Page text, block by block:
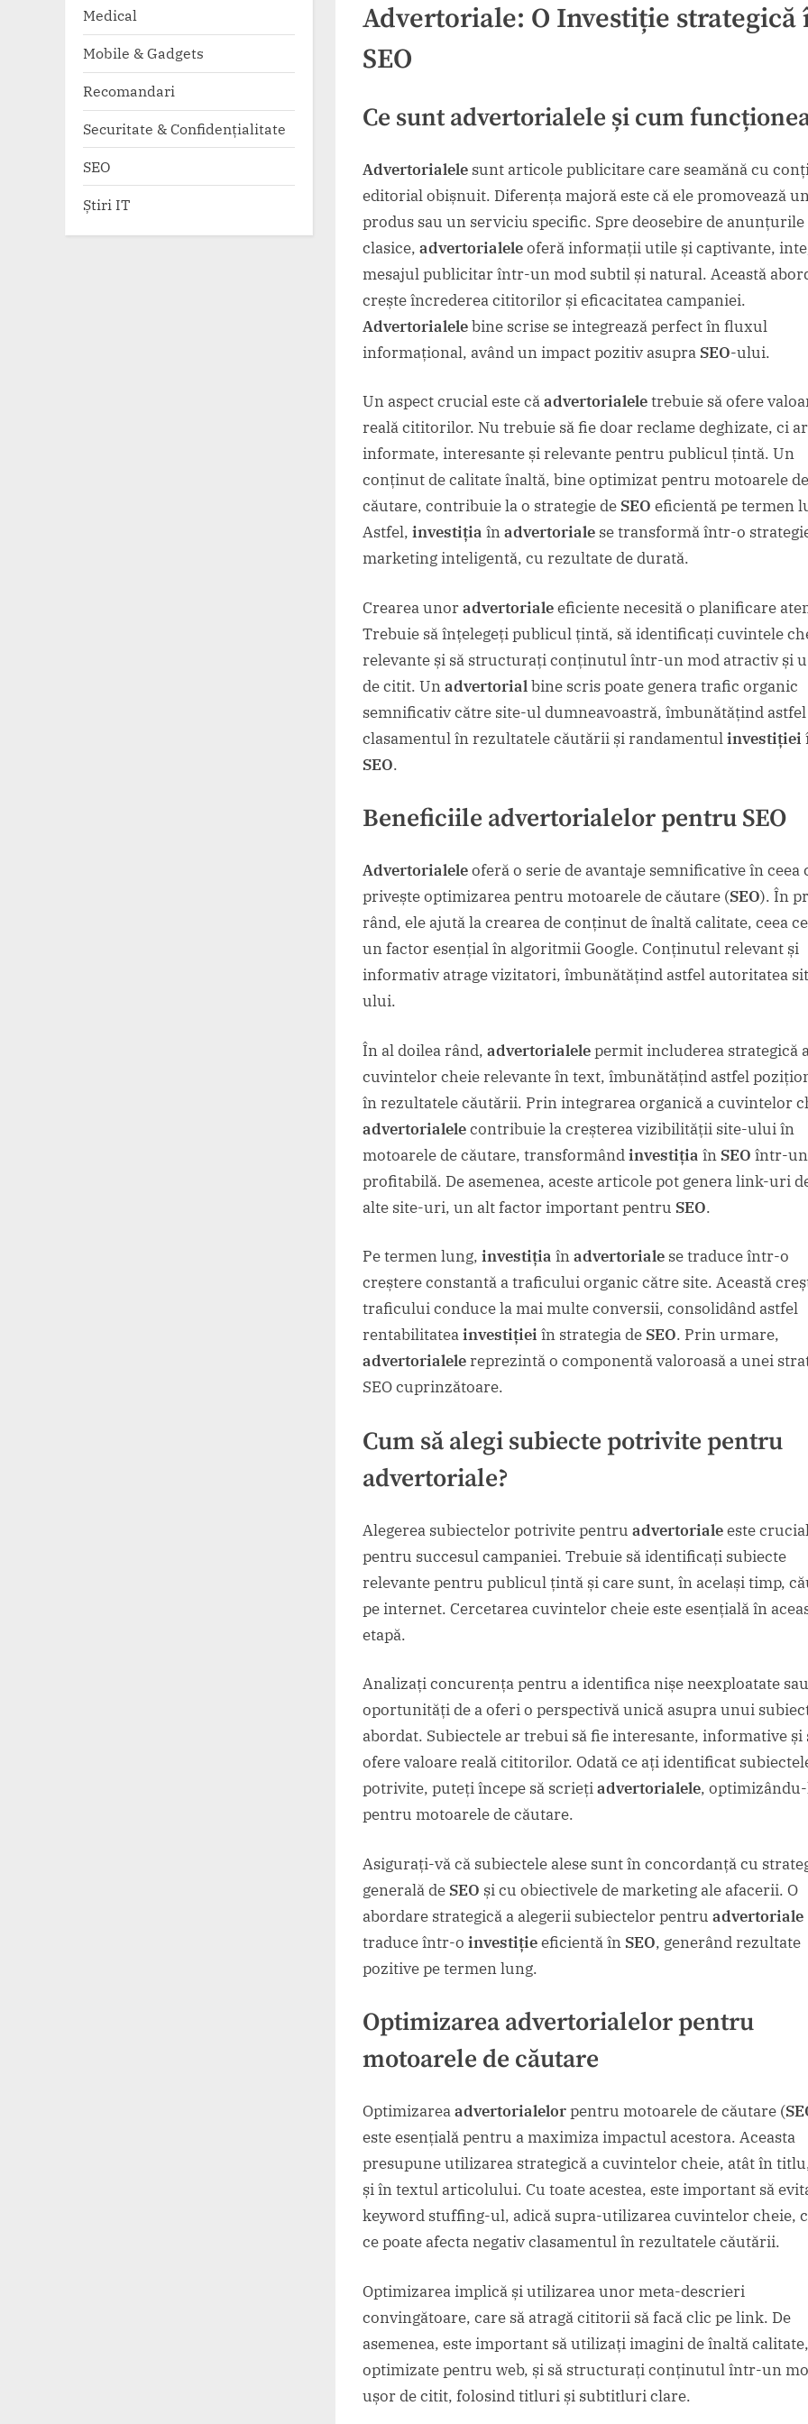
în
Advertoriale: O Investiție strategică
SEO
Ce suntadvertorialele și cum
Advertorialele sunt articole publicitare care seamănă cu
editorial obișnuit. Diferența majoră este că ele promovează
produs sau un serviciu specific. Spre deosebire de anunțurile
clasice, advertorialeleoferă informații utile și captivante,
mesajul publicitar într-un mod subtil și natural. Această
crește încrederea cititorilor și eficacitatea campaniei.
Advertorialelebine scrise se integrează perfect în fluxul
informațional, având un impact pozitiv asupra SEO-ului.
Un aspect crucial este căadvertorialeletrebuie să ofere
reală cititorilor. Nu trebuie să fie doar reclame deghizate, ci
informate, interesante și relevante pentru publicul țintă. Un
conținut de calitate înaltă, bine optimizat pentru motoarele de
căutare, contribuie la o strategie de SEO eficientă pe termen
Astfel, investiția înadvertoriale se transformă într-o
marketing inteligentă, cu rezultate de durată.
Crearea unoradvertorialeeficiente necesită o planificare
Trebuie să înțelegeți publicul țintă, să identificați cuvintele
relevante și să structurați conținutul într-un mod atractiv și
de citit. Unadvertorialbine scris poate genera trafic organic
semnificativ către site-ul dumneavoastră, îmbunătățind astfel
clasamentul în rezultatele căutării și randamentulinvestiției
SEO.
Beneficiile advertorialelorpentru SEO
Advertorialeleoferă o serie de avantaje semnificative în ceea
privește optimizarea pentru motoarele de căutare (SEO). În
rând, ele ajută la crearea de conținut de înaltă calitate, ceea
un factor esențial în algoritmii Google. Conținutul relevant și
informativ atrage vizitatori, îmbunătățind astfel autoritatea
ului.
În al doilea rând, advertorialelepermit includerea strategică
cuvintelor cheie relevante în text, îmbunătățind astfel
în rezultatele căutării. Prin integrarea organică a cuvintelor
advertorialelecontribuie la creșterea vizibilității site-ului în
motoarele de căutare, transformândinvestiția în SEO într-
profitabilă. De asemenea, aceste articole pot genera link-uri
alte site-uri, un alt factor important pentru SEO.
Pe termen lung, investiția înadvertoriale se traduce într-o
creștere constantă a traficului organic către site. Această
traficului conduce la mai multe conversii, consolidând astfel
rentabilitateainvestiției în strategia de SEO. Prin urmare,
advertorialelereprezintă o componentă valoroasă a unei
SEO cuprinzătoare.
Cum să alegi subiecte potrivite pentru
advertoriale?
Alegerea subiectelor potrivite pentru advertorialeeste
pentru succesul campaniei. Trebuie să identificați subiecte
relevante pentru publicul țintă și care sunt, în același timp,
pe internet. Cercetarea cuvintelor cheie este esențială în
etapă.
Analizați concurența pentru a identifica nișe neexploatate sau
oportunități de a oferi o perspectivă unică asupra unui
abordat. Subiectele ar trebui să fie interesante, informative și
ofere valoare reală cititorilor. Odată ce ați identificat
potrivite, puteți începe să scriețiadvertorialele,
pentru motoarele de căutare.
Asigurați-vă că subiectele alese sunt în concordanță cu
generală de SEO și cu obiectivele de marketing ale afacerii. O
abordare strategică a alegerii subiectelor pentru advertoriale
traduce într-o investițieeficientă în SEO, generând rezultate
pozitive pe termen lung.
Optimizarea advertorialelorpentru
motoarele de căutare
Optimizareaadvertorialelorpentru motoarele de căutare (
este esențială pentru a maximiza impactul acestora. Aceasta
presupune utilizarea strategică a cuvintelor cheie, atât în
și în textul articolului. Cu toate acestea, este important să
keyword stuffing-ul, adică supra-utilizarea cuvintelor cheie,
ce poate afecta negativ clasamentul în rezultatele căutării.
Optimizarea implică și utilizarea unor meta-descrieri
convingătoare, care să atragă cititorii să facă clic pe link. De
asemenea, este important să utilizați imagini de înaltă calitate,
optimizate pentru web, și să structurați conținutul într-un
ușor de citit, folosind titluri și subtitluri clare.
Medical
Mobile & Gadgets
Recomandari
Securitate & Confidențialitate
SEO
Știri IT